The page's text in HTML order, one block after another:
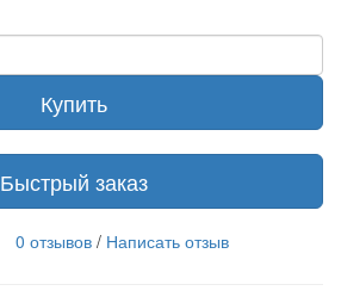
Купить
Быстрый заказ
0 отзывов / Написать отзыв